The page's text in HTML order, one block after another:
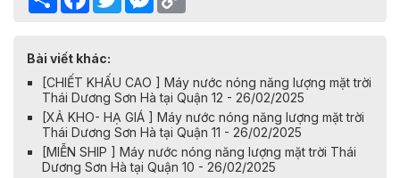
Bài viết khác:
[CHIẾT KHẤU CAO ] Máy nước nóng năng lượng mặt trời
Thái Dương Sơn Hà tại Quận 12 - 26/02/2025
[XẢ KHO- HẠ GIÁ ] Máy nước nóng năng lượng mặt trời
Thái Dương Sơn Hà tại Quận 11 - 26/02/2025
[MIỄN SHIP ] Máy nước nóng năng lượng mặt trời Thái
Dương Sơn Hà tại Quận 10 - 26/02/2025